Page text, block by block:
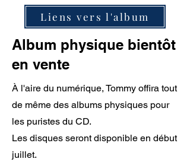
Liens vers l'album
Album physique bientôt
en vente
À l'aire du numérique, Tommy offira tout
de même des albums physiques pour
les puristes du CD.
Les disques seront disponible en début
juillet.